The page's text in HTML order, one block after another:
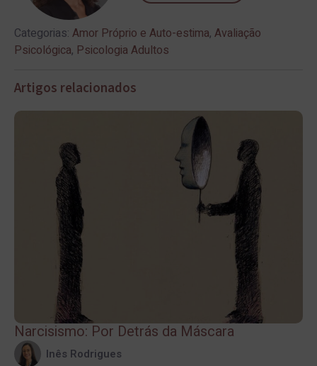
Categorias: Amor Próprio e Auto-estima, Avaliação
Psicológica, Psicologia Adultos
Artigos relacionados
Narcisismo: Por Detrás da Máscara
Inês Rodrigues